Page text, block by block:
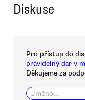
Diskuse
Pro přístup do
pravidelný dar v
Děkujeme za